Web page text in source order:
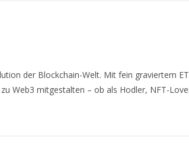
der Blockchain-Welt. Mit fein graviertem
Web3 mitgestalten – ob als Hodler, NFT-